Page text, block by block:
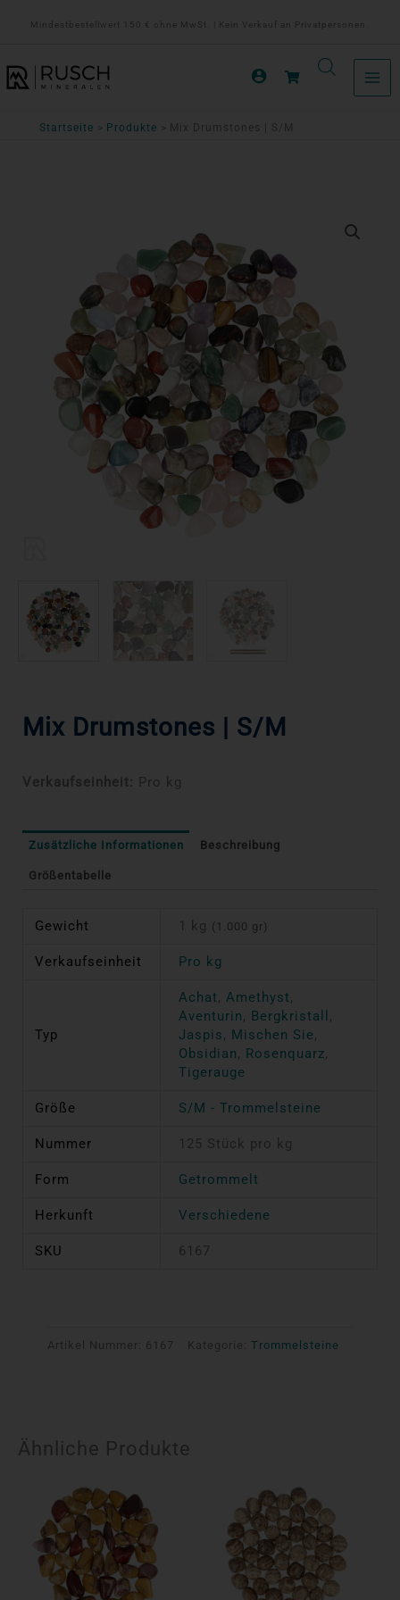
Mindestbestellwert 150 € ohne MwSt. | Kein Verkauf an Privatpersonen.
Startseite Produkte Mix Drumstones | S/M
Mix Drumstones | S/M
Verkaufseinheit: Pro kg
Zusätzliche Informationen Beschreibung
Größentabelle
Gewicht 1 kg (1.000 gr)
Verkaufseinheit Pro kg
Typ
Achat, Amethyst,
Aventurin, Bergkristall ,
Jaspis, Mischen Sie,
Obsidian, Rosenquarz,
Tigerauge
Größe S/M - Trommelsteine
Nummer 125 Stück pro kg
Form Getrommelt
Herkunft Verschiedene
SKU 6167
Artikel Nummer: 6167 Kategorie: Trommelsteine
Ähnliche Produkte